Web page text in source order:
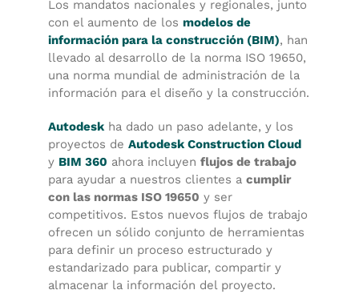
Los mandatos nacionales y regionales, junto
con el aumento de los modelos de
información para la construcción (BIM), han
llevado al desarrollo de la norma ISO 19650,
una norma mundial de administración de la
información para el diseño y la construcción.
Autodesk ha dado un paso adelante, y los
proyectos de Autodesk Construction Cloud
y BIM 360 ahora incluyen flujos de trabajo
para ayudar a nuestros clientes a cumplir
con las normas ISO 19650 y ser
competitivos. Estos nuevos flujos de trabajo
ofrecen un sólido conjunto de herramientas
para definir un proceso estructurado y
estandarizado para publicar, compartir y
almacenar la información del proyecto.